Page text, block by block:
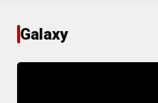
Galaxy